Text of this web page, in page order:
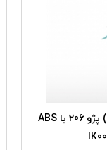
سیم کشی رابط (اصلی) پژو 206 با ABS